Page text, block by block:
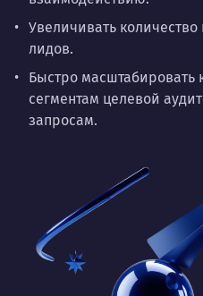
Увеличивать
лидов.
Быстро масштабировать
сегментам целевой
запросам.